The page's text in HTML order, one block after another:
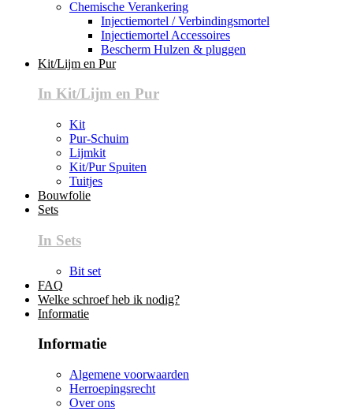
Chemische Verankering
Injectiemortel / Verbindingsmortel
Injectiemortel Accessoires
Bescherm Hulzen & pluggen
Kit/Lijm en Pur
In Kit/Lijm en Pur
Kit
Pur-Schuim
Lijmkit
Kit/Pur Spuiten
Tuitjes
Bouwfolie
Sets
In Sets
Bit set
FAQ
Welke schroef heb ik nodig?
Informatie
Informatie
Algemene voorwaarden
Herroepingsrecht
Over ons